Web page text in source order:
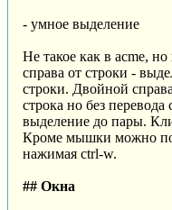
- умное выделение
Не такое как в acme,
справа от строки -
строки. Двойной
строка но без
выделение до пары.
Кроме мышки можно
нажимая ctrl-w.
## Окна